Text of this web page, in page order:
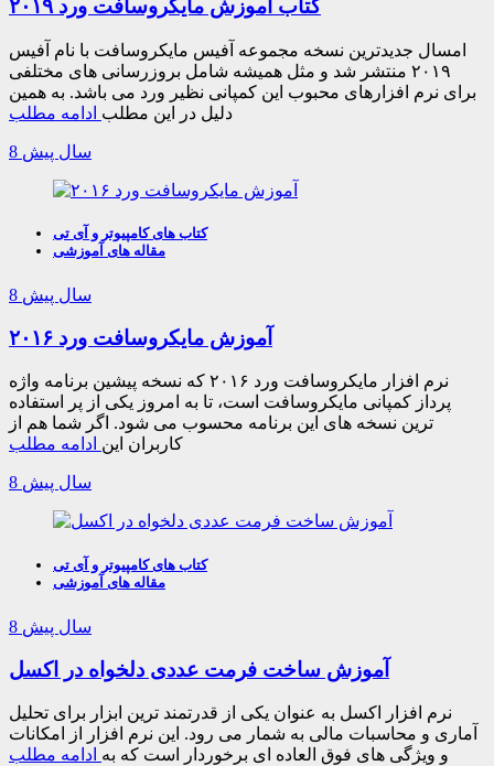
کتاب آموزش مایکروسافت ورد ۲۰۱۹
امسال جدیدترین نسخه مجموعه آفیس مایکروسافت با نام آفیس
۲۰۱۹ منتشر شد و مثل همیشه شامل بروزرسانی های مختلفی
برای نرم افزارهای محبوب این کمپانی نظیر ورد می باشد. به همین
دلیل در این مطلب ادامه مطلب
8 سال پیش
کتاب های کامپیوتر و آی تی
مقاله های آموزشی
8 سال پیش
آموزش مایکروسافت ورد ۲۰۱۶
نرم افزار مایکروسافت ورد ۲۰۱۶ که نسخه پیشین برنامه واژه
پرداز کمپانی مایکروسافت است، تا به امروز یکی از پر استفاده
ترین نسخه های این برنامه محسوب می شود. اگر شما هم از
کاربران این ادامه مطلب
8 سال پیش
کتاب های کامپیوتر و آی تی
مقاله های آموزشی
8 سال پیش
آموزش ساخت فرمت عددی دلخواه در اکسل
نرم افزار اکسل به عنوان یکی از قدرتمند ترین ابزار برای تحلیل
آماری و محاسبات مالی به شمار می رود. این نرم افزار از امکانات
و ویژگی های فوق العاده ای برخوردار است که به ادامه مطلب